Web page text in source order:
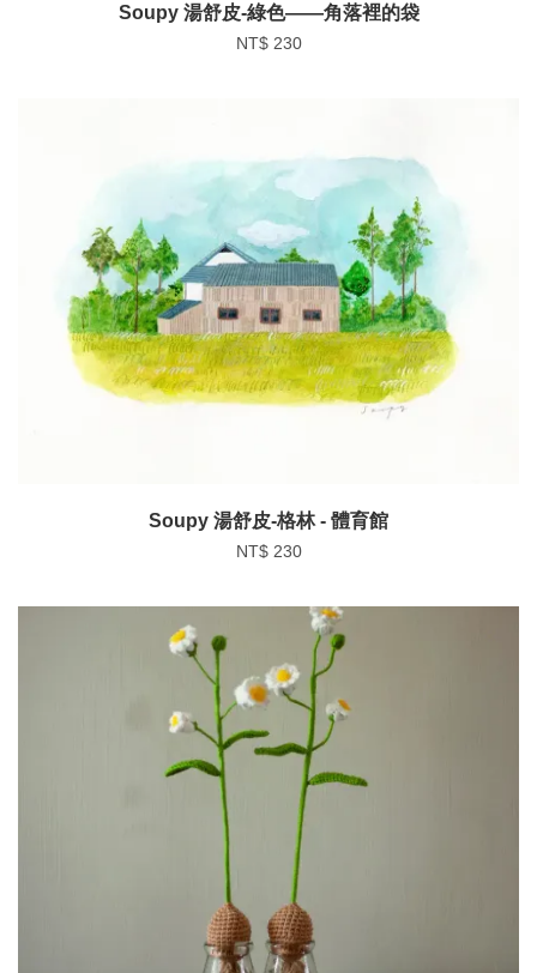
Soupy 湯舒皮-綠色——角落裡的袋
NT$ 230
Soupy 湯舒皮-格林 - 體育館
NT$ 230